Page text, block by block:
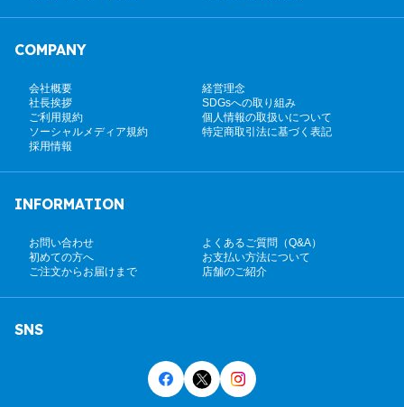
COMPANY
会社概要
経営理念
社長挨拶
SDGsへの取り組み
ご利用規約
個人情報の取扱いについて
ソーシャルメディア規約
特定商取引法に基づく表記
採用情報
INFORMATION
お問い合わせ
よくあるご質問（Q&A）
初めての方へ
お支払い方法について
ご注文からお届けまで
店舗のご紹介
SNS